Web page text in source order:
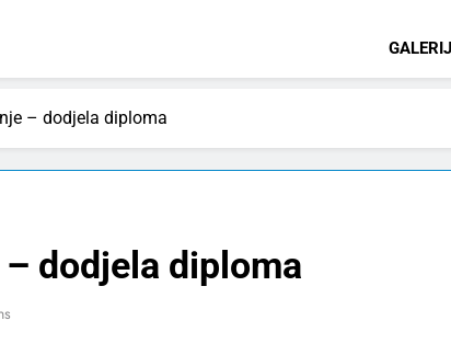
– dodjela diploma
dodjela diploma